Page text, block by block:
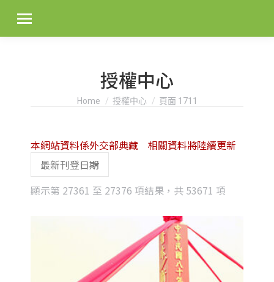
授權中心
You are here:
Home 授權中心 頁面 1711
顯示第 27361 至 27376 項結果，共 53671 項
本網站資料係外交部典藏 相關資料將陸續更新